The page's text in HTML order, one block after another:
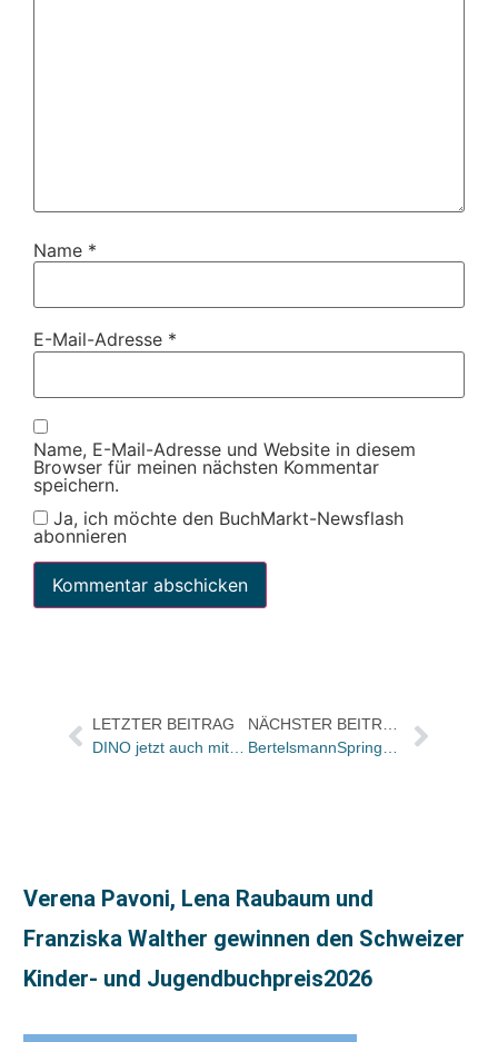
Name *
E-Mail-Adresse *
Name, E-Mail-Adresse und Website in diesem
Browser für meinen nächsten Kommentar
speichern.
Ja, ich möchte den BuchMarkt-Newsflash
abonnieren
LETZTER BEITRAG
DINO jetzt auch mit Simpsons-Merchandising Kollektion
Verena Pavoni, Lena Raubaum und
Franziska Walther gewinnen den Schweizer
Kinder- und Jugendbuchpreis2026